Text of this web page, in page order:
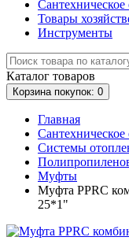
Товары
Инструменты
Каталог товаров
Корзинапокупок: 0
Главная
Системы
Муфты
Муфта PPRC
25*1"